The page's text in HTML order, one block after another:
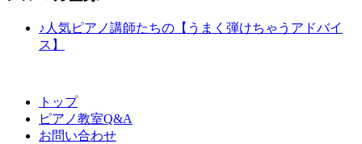
♪人気ピアノ講師たちの【うまく弾けちゃうアドバイ
ス】
トップ
ピアノ教室Q&A
お問い合わせ